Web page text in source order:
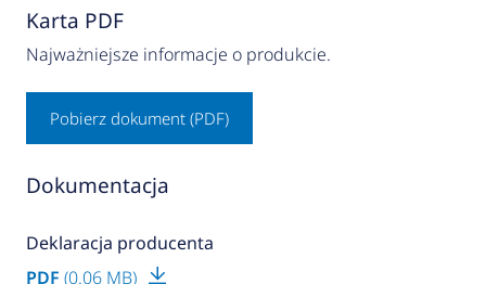
Karta PDF
Najważniejsze informacje o produkcie.
Pobierz dokument (PDF)
Dokumentacja
Deklaracja producenta
PDF (0.06 MB)